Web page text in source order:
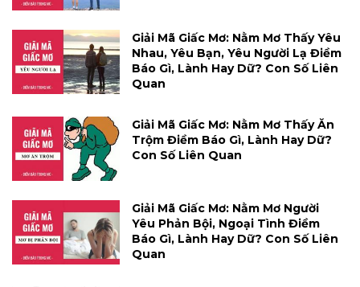
Giải Mã Giấc Mơ: Nằm Mơ Thấy Yêu
Nhau, Yêu Bạn, Yêu Người Lạ Điềm
Báo Gì, Lành Hay Dữ? Con Số Liên
Quan
Giải Mã Giấc Mơ: Nằm Mơ Thấy Ăn
Trộm Điềm Báo Gì, Lành Hay Dữ?
Con Số Liên Quan
Giải Mã Giấc Mơ: Nằm Mơ Người
Yêu Phản Bội, Ngoại Tình Điềm
Báo Gì, Lành Hay Dữ? Con Số Liên
Quan